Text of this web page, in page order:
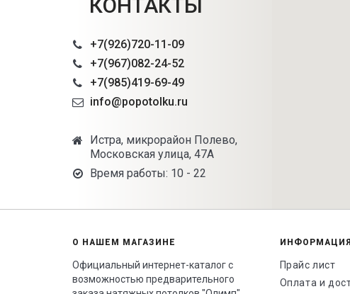
КОНТАКТЫ
+7(926)720-11-09
+7(967)082-24-52
+7(985)419-69-49
info@popotolku.ru
Истра, микрорайон Полево,
Московская улица, 47А
Время работы: 10 - 22
О НАШЕМ МАГАЗИНЕ
Официальный интернет-каталог с
возможностью предварительного
ИНФОРМАЦИЯ
Прайс лист
Оплата и